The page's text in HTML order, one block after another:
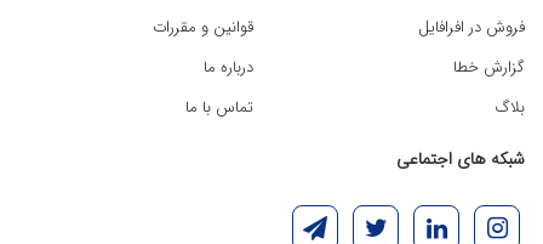
فروش در افرافایل
گزارش خطا
بلاگ
قوانین و مقررات
درباره ما
تماس با ما
شبکه های اجتماعی